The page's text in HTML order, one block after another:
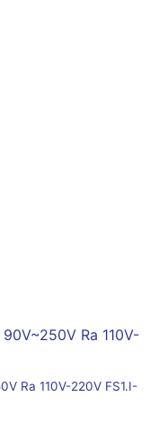
Ra 110V-220V FS1.I-